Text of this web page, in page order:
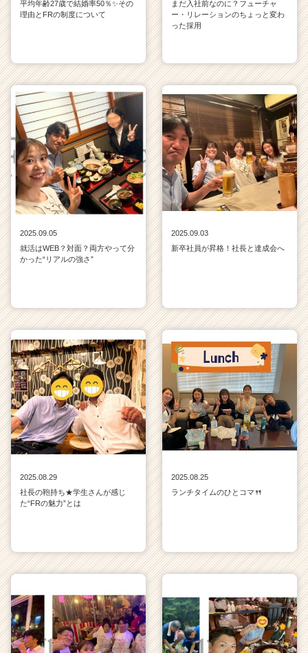
平均年齢27歳で結婚率50％✨その
理由とFRの制度について
まだ入社前なのに？フューチャ
ー・リレーションのちょっと変わ
った採用
2025.09.05
就活はWEB？対面？両方やって分
かった“リアルの強さ”
2025.09.03
新卒社員が昇格！社長と達成会へ
2025.08.29
社長の鞄持ち★学生さんが感じ
た“FRの魅力”とは
2025.08.25
ランチタイムのひとコマ🍴